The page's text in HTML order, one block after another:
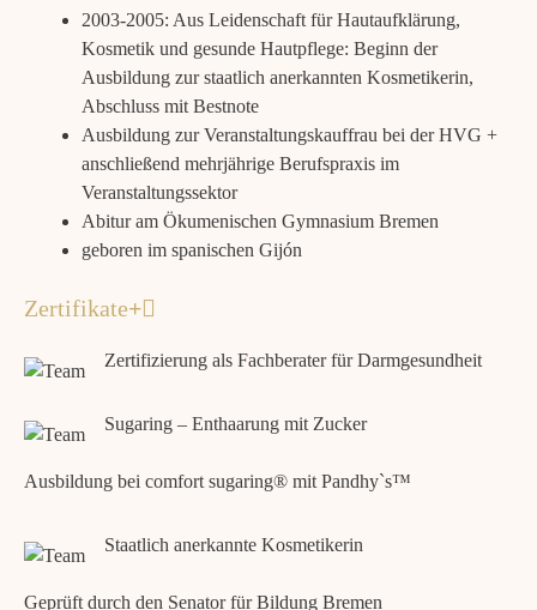
2003-2005: Aus Leidenschaft für Hautaufklärung,
Kosmetik und gesunde Hautpflege: Beginn der
Ausbildung zur staatlich anerkannten Kosmetikerin,
Abschluss mit Bestnote
Ausbildung zur Veranstaltungskauffrau bei der HVG +
anschließend mehrjährige Berufspraxis im
Veranstaltungssektor
Abitur am Ökumenischen Gymnasium Bremen
geboren im spanischen Gijón
Zertifikate
Zertifizierung als Fachberater für Darmgesundheit
Sugaring – Enthaarung mit Zucker
Ausbildung bei comfort sugaring® mit Pandhy`s™
Staatlich anerkannte Kosmetikerin
Geprüft durch den Senator für Bildung Bremen